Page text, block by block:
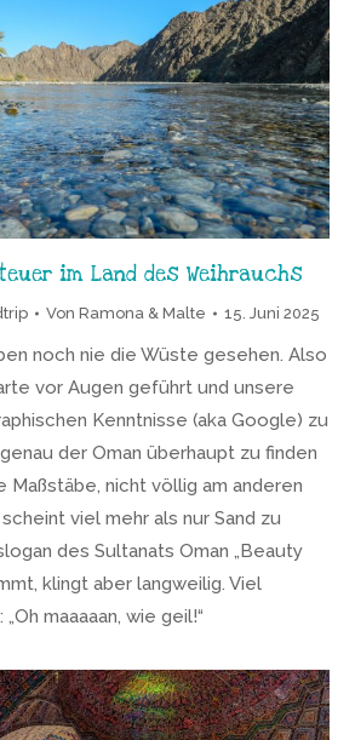
im Land des Weihrauchs
Von Ramona & Malte 15. Juni 2025
noch nie die Wüste gesehen. Also
vor Augen geführt und unsere
Kenntnisse (aka Google) zu
der Oman überhaupt zu finden
Maßstäbe, nicht völlig am anderen
viel mehr als nur Sand zu
des Sultanats Oman „Beauty
klingt aber langweilig. Viel
maaaaan, wie geil!“